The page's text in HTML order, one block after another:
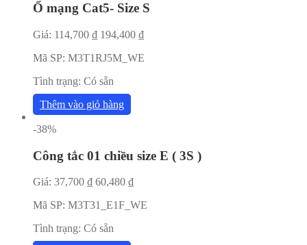
Ổ mạng Cat5- Size S
Giá: 114,700 ₫ 194,400 ₫
Mã SP: M3T1RJ5M_WE
Tình trạng: Có sẵn
Thêm vào giỏ hàng
-38%
Công tắc 01 chiều size E ( 3S )
Giá: 37,700 ₫ 60,480 ₫
Mã SP: M3T31_E1F_WE
Tình trạng: Có sẵn